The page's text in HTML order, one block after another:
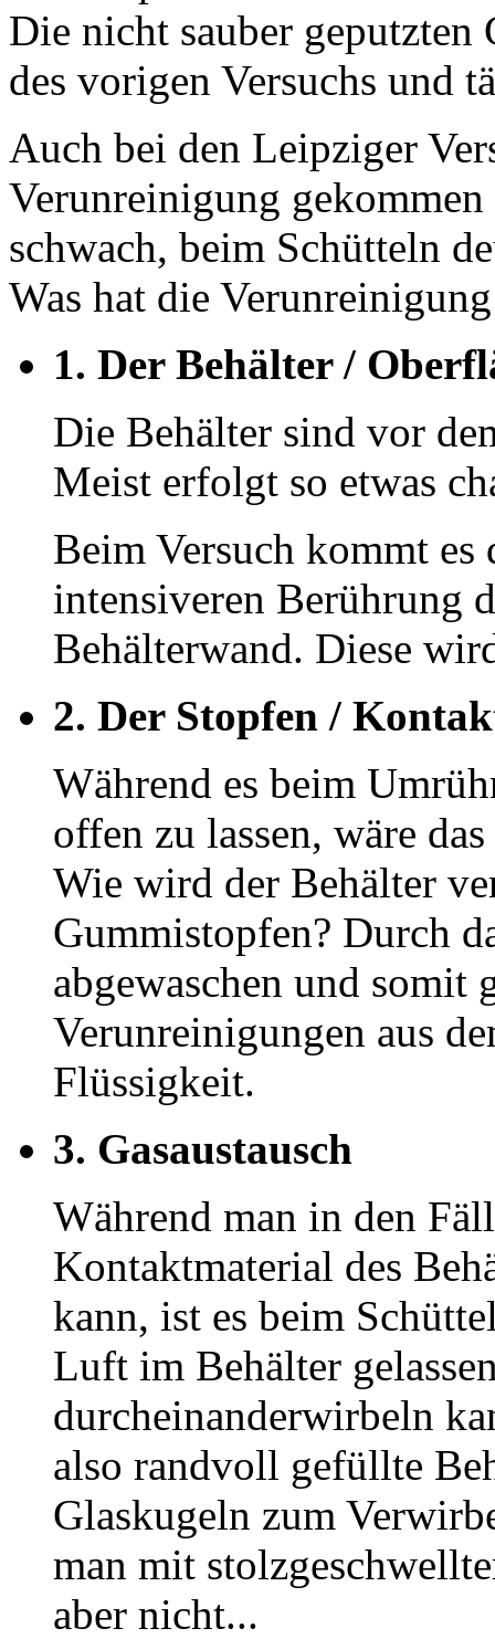
Die nicht sauber geputzten
des vorigen Versuchs und
Auch bei den Leipziger
Verunreinigung
schwach, beim Schütteln
Was hat die
1. Der Behälter /
Die Behälter sind vor
Meist erfolgt so etwas
Beim Versuch kommt es
intensiveren Berührung
Behälterwand. Diese
2. Der Stopfen /
Während es beim
offen zu lassen, wäre
Wie wird der Behälter
Gummistopfen? Durch
abgewaschen und somit
Verunreinigungen aus
Flüssigkeit.
3. Gasaustausch
Während man in den
Kontaktmaterial des
kann, ist es beim
Luft im Behälter
durcheinanderwirbeln
also randvoll gefüllte
Glaskugeln zum
man mit
aber nicht...